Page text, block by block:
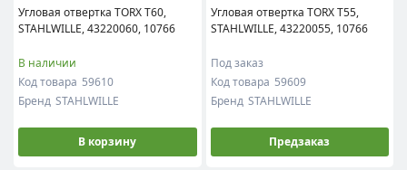
Угловая отвертка TORX T60,
STAHLWILLE, 43220060, 10766
В наличии
Код товара 59610
Бренд STAHLWILLE
В корзину
Угловая отвертка TORX T55,
STAHLWILLE, 43220055, 10766
Под заказ
Код товара 59609
Бренд STAHLWILLE
Предзаказ